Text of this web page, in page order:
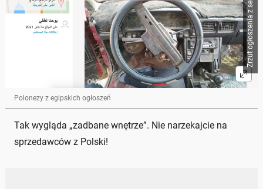
Polonezy z egipskich ogłoszeń
Tak wygląda „zadbane wnętrze”. Nie narzekajcie na
sprzedawców z Polski!